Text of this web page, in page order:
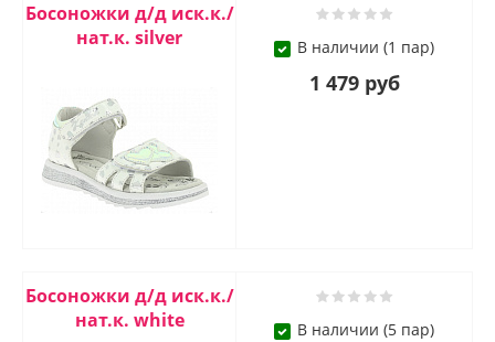
Босоножки д/д иск.к./
нат.к. silver
В наличии (1 пар)
1 479 руб
Босоножки д/д иск.к./
нат.к. white
В наличии (5 пар)